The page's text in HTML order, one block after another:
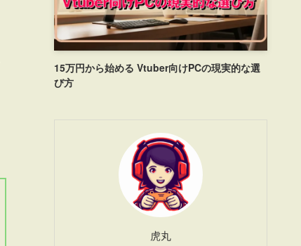
15万円から始める Vtuber向けPCの現実的な選
び方
虎丸